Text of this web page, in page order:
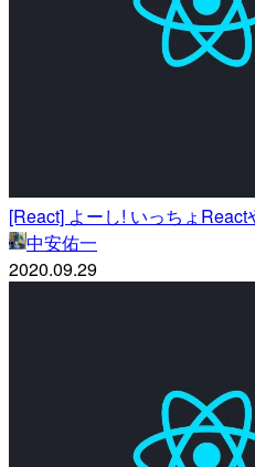
[React] よーし! いっちょ
中安佑一
2020.09.29